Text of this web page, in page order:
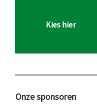
Kies hier
Onze sponsoren